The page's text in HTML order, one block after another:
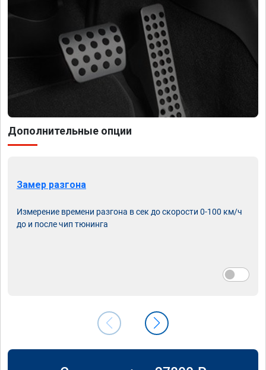
Дополнительные опции
Замер разгона
Измерение времени разгона в сек до скорости 0-100 км/ч
до и после чип тюнинга